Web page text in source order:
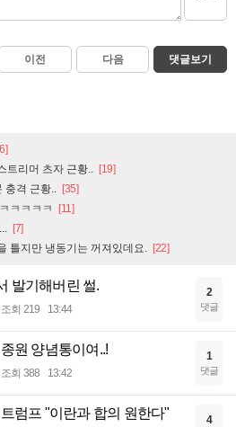
이전 다음 댓글보기
리머 츠자 근황.. [19]
격 근황.. [35]
ㅋㅋㅋㅋ [11]
[7]
틀지만 냉동기는 꺼져있데요. [22]
발기해버린 썰.
조회 219 13:44
2
댓글
원 양념통이여..!
조회 388 13:42
1
댓글
럼프 "이란과 합의 원한다" 4